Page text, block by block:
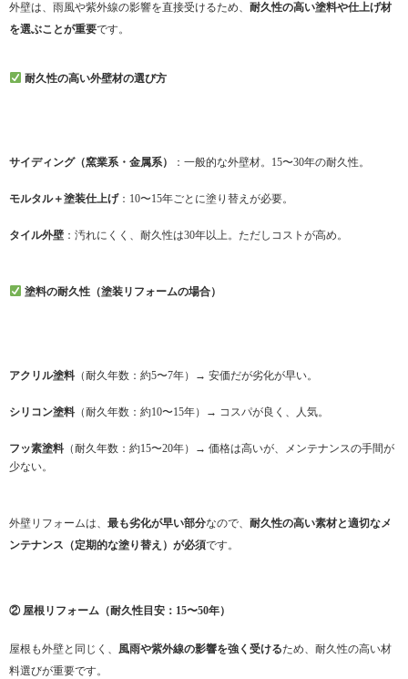
外壁は、雨風や紫外線の影響を直接受けるため、 耐久性の高い塗料や仕上げ材
を選ぶことが重要です。
耐久性の高い外壁材の選び方
サイディング（窯業系・金属系） ：一般的な外壁材。15〜30年の耐久性。
モルタル＋塗装仕上げ：10〜15年ごとに塗り替えが必要。
タイル外壁 ：汚れにくく、耐久性は30年以上。ただしコストが高め。
塗料の耐久性（塗装リフォームの場合）
アクリル塗料 （耐久年数：約5〜7年）→ 安価だが劣化が早い。
シリコン塗料 （耐久年数：約10〜15年）→ コスパが良く、人気。
フッ素塗料 （耐久年数：約15〜20年）→ 価格は高いが、メンテナンスの手間が
少ない。
外壁リフォームは、 最も劣化が早い部分なので、 耐久性の高い素材と適切なメ
ンテナンス（定期的な塗り替え）が必須です。
② 屋根リフォーム（耐久性目安：15〜50年）
屋根も外壁と同じく、 風雨や紫外線の影響を強く受けるため、耐久性の高い材
料選びが重要です。